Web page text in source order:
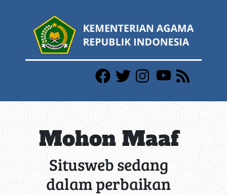
Mohon Maaf
Situsweb sedang
dalam perbaikan